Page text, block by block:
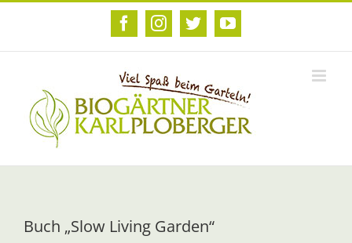
Zum
FacebookInstagram
TwitterYouTube
Buch „Slow Living Garden“